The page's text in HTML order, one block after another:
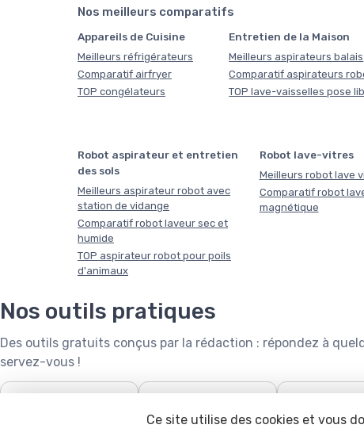
Nos meilleurs comparatifs
Appareils de Cuisine
Meilleurs réfrigérateurs
Comparatif airfryer
TOP congélateurs
Entretien de la Maison
Meilleurs aspirateurs balais
Comparatif aspirateurs
TOP lave-vaisselles pose
Robot aspirateur et entretien
des sols
Meilleurs aspirateur robot avec
station de vidange
Comparatif robot laveur sec et
humide
TOP aspirateur robot pour poils
d'animaux
Robot lave-vitres
Meilleurs robot lave
Comparatif robot
magnétique
Nos outils pratiques
Des outils gratuits conçus par la rédaction : répondez à
servez-vous !
❄️ 🧺
Capacité de lave-linge
🌱
Robot
Ce site utilise des cookies et vous